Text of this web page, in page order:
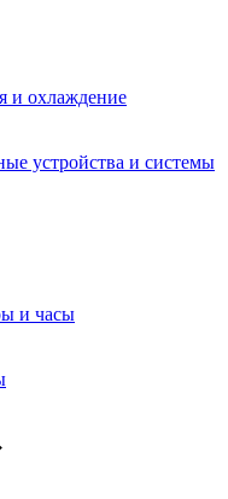
и охлаждение
устройства и системы
и часы